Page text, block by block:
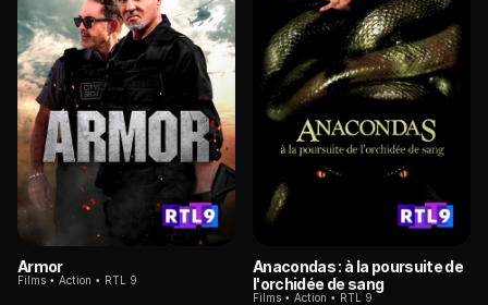
Armor
Films Action RTL 9
Anacondas : à la poursuite de
l'orchidée de sang
Films Action RTL 9